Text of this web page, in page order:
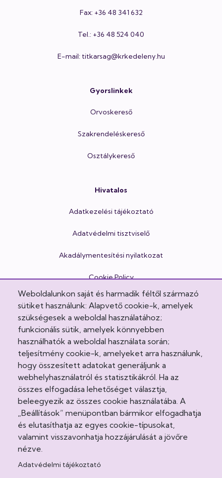
Fax: +36 48 341 632
Tel.: +36 48 524 040
E-mail: titkarsag@krkedeleny.hu
Gyorslinkek
Orvoskereső
Szakrendeléskereső
Osztálykereső
Hivatalos
Adatkezelési tájékoztató
Adatvédelmi tisztviselő
Akadálymentesítési nyilatkozat
Cookie Policy
Egészségvonal
Felhasználási feltételek
Impresszum
Intézeti házirend
Jogi nyilatkozatok
Látogatási rend
Minőségirányítás
Közösség
Weboldalunkon saját és harmadik féltől származó
sütiket használunk: Alapvető cookie-k, amelyek
szükségesek a weboldal használatához;
funkcionális sütik, amelyek könnyebben
használhatók a weboldal használata során;
teljesítmény cookie-k, amelyeket arra használunk,
hogy összesített adatokat generáljunk a
webhelyhasználatról és statisztikákról. Ha az
összes elfogadása lehetőséget választja,
beleegyezik az összes cookie használatába. A
„Beállítások” menüpontban bármikor elfogadhatja
és elutasíthatja az egyes cookie-típusokat,
valamint visszavonhatja hozzájárulását a jövőre
nézve.
Adatvédelmi tájékoztató